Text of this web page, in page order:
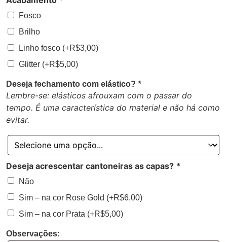
Fosco
Brilho
Linho fosco (+R$3,00)
Glitter (+R$5,00)
Deseja fechamento com elástico? *
Lembre-se: elásticos afrouxam com o passar do
tempo. É uma característica do material e não há como
evitar.
Deseja acrescentar cantoneiras as capas? *
Não
Sim – na cor Rose Gold (+R$6,00)
Sim – na cor Prata (+R$5,00)
Observações: